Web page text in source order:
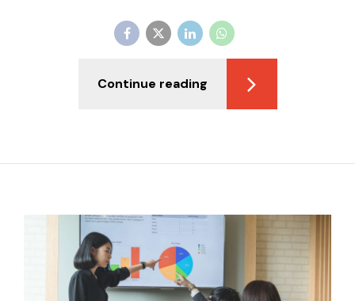
Continue reading